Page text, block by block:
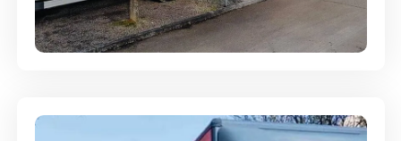
Entsorgung & Räumung